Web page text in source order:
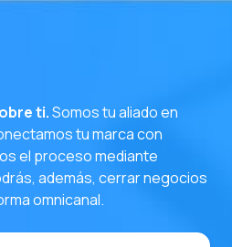
ti.Somos tu aliado en
tu marca con
el proceso mediante
además, cerrar negocios
omnicanal.